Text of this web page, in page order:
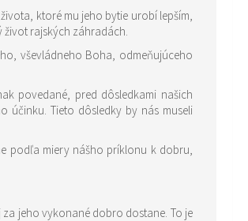
ktoré mu jeho bytie urobí lepším,
život rajských záhradách.
vševládneho Boha, odmeňujúceho
povedané, pred dôsledkami našich
Tieto dôsledky by nás museli
jeho vykonané dobro dostane. To je